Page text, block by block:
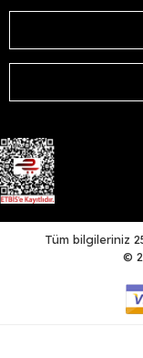
Tüm bilgileriniz
©